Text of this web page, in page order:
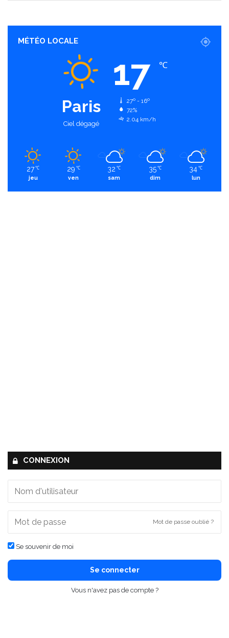
MÉTÉO LOCALE
Paris
Ciel dégagé
17 ℃
27º - 16º
72%
2.04 km/h
27 ℃
jeu
29 ℃
ven
32 ℃
sam
35 ℃
dim
34 ℃
lun
CONNEXION
Mot de passe oublié ?
Se souvenir de moi
Se connecter
Vous n'avez pas de compte ?